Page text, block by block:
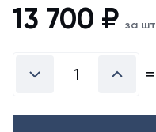
товара
могут
цвета.
13 700 ₽ за шт
=